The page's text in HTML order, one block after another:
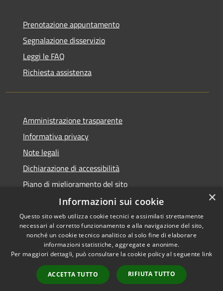
Prenotazione appuntamento
Segnalazione disservizio
Leggi le FAQ
Richiesta assistenza
Amministrazione trasparente
Informativa privacy
Note legali
Dichiarazione di accessibilità
Piano di miglioramento del sito
Accessibilità
Privacy
Mappa del sito
Copyright © 2026 • Comune di
Baiso • Powered by
Municipium•Accesso
redazione
×
Informazioni sui cookie
Questo sito web utilizza cookie tecnici e assimilati strettamente
necessari al corretto funzionamento e alla navigazione del sito,
nonché un cookie tecnico analitico al solo fine di elaborare
informazioni statistiche, aggregate e anonime.
Per maggiori dettagli, può consultare la cookie policy al seguente link
ACCETTA TUTTO RIFIUTA TUTTO